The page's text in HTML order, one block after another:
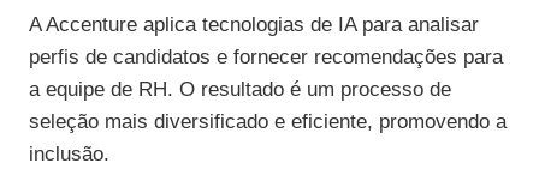
A Accenture aplica tecnologias de IA para analisar
perfis de candidatos e fornecer recomendações para
a equipe de RH. O resultado é um processo de
seleção mais diversificado e eficiente, promovendo a
inclusão.